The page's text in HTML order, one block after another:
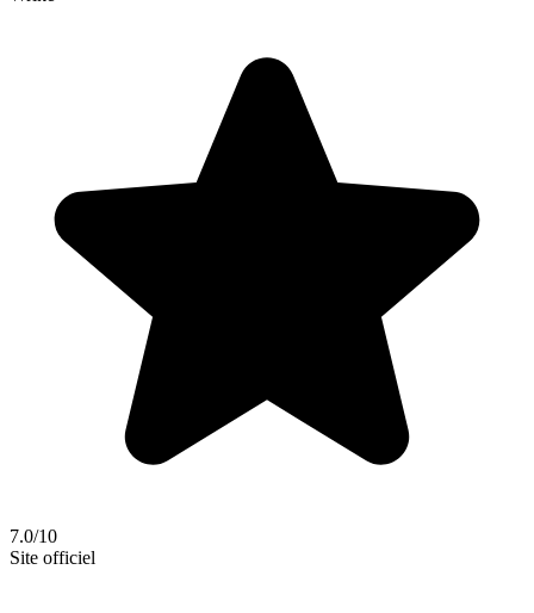
7.0/10
Site officiel